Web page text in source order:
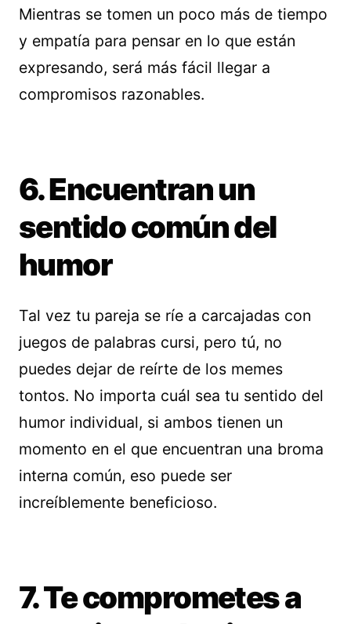
Mientras se tomen un poco más de tiempo
y empatía para pensar en lo que están
expresando, será más fácil llegar a
compromisos razonables.
6. Encuentran un
sentido común del
humor
Tal vez tu pareja se ríe a carcajadas con
juegos de palabras cursi, pero tú, no
puedes dejar de reírte de los memes
tontos. No importa cuál sea tu sentido del
humor individual, si ambos tienen un
momento en el que encuentran una broma
interna común, eso puede ser
increíblemente beneficioso.
7. Te comprometes a